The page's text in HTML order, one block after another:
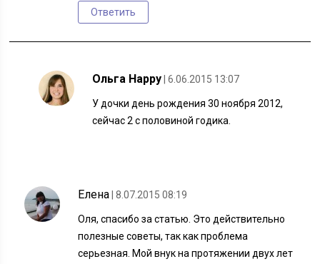
Ответить
Ольга Happy | 6.06.2015 13:07
У дочки день рождения 30 ноября 2012,
сейчас 2 с половиной годика.
Елена | 8.07.2015 08:19
Оля, спасибо за статью. Это действительно
полезные советы, так как проблема
серьезная. Мой внук на протяжении двух лет